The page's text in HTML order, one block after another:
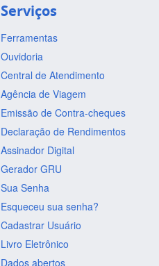
Serviços
Ferramentas
Ouvidoria
Central de Atendimento
Agência de Viagem
Emissão de Contra-cheques
Declaração de Rendimentos
Assinador Digital
Gerador GRU
Sua Senha
Esqueceu sua senha?
Cadastrar Usuário
Livro Eletrônico
Dados abertos